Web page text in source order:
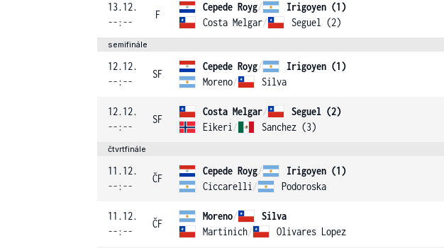
13.12.
--:--
F
Cepede Royg/
Irigoyen (1)
Costa Melgar/ Seguel (2)
semifinále
12.12.
--:--
SF
Cepede Royg/
Irigoyen (1)
Moreno/ Silva
12.12.
--:--
SF
Costa Melgar/
Seguel (2)
Eikeri / Sanchez (3)
čtvrtfinále
11.12.
--:--
ČF
Cepede Royg/
Irigoyen (1)
Ciccarelli / Podoroska
11.12.
--:--
ČF
Moreno/
Silva
Martinich/ Olivares Lopez